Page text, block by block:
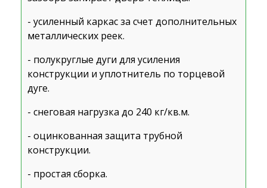
- усиленный каркас за счет дополнительных
металлических реек.
- полукруглые дуги для усиления
конструкции и уплотнитель по торцевой
дуге.
- снеговая нагрузка до 240 кг/кв.м.
- оцинкованная защита трубной
конструкции.
- простая сборка.